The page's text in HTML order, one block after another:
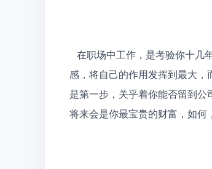
感，将自己的作用发挥到最大
是第一步，关乎着你能否留到公
将来会是你最宝贵的财富，如何